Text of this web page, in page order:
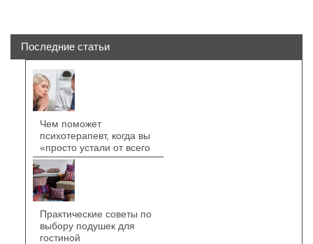
Последние статьи
Чем поможет
психотерапевт, когда вы
«просто устали от всего
Практические советы по
выбору подушек для
гостиной